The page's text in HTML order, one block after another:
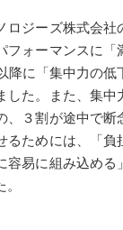
ロジーズ株式会社
フォーマンスに「
降に「集中力の低
した。また、集中
、３割が途中で断
るためには、「負
容易に組み込める